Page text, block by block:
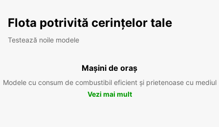
Flota potrivită cerințelor tale
Testează noile modele
Mașini de oraș
Modele cu consum de combustibil eficient și prietenoase cu mediul
Vezi mai mult